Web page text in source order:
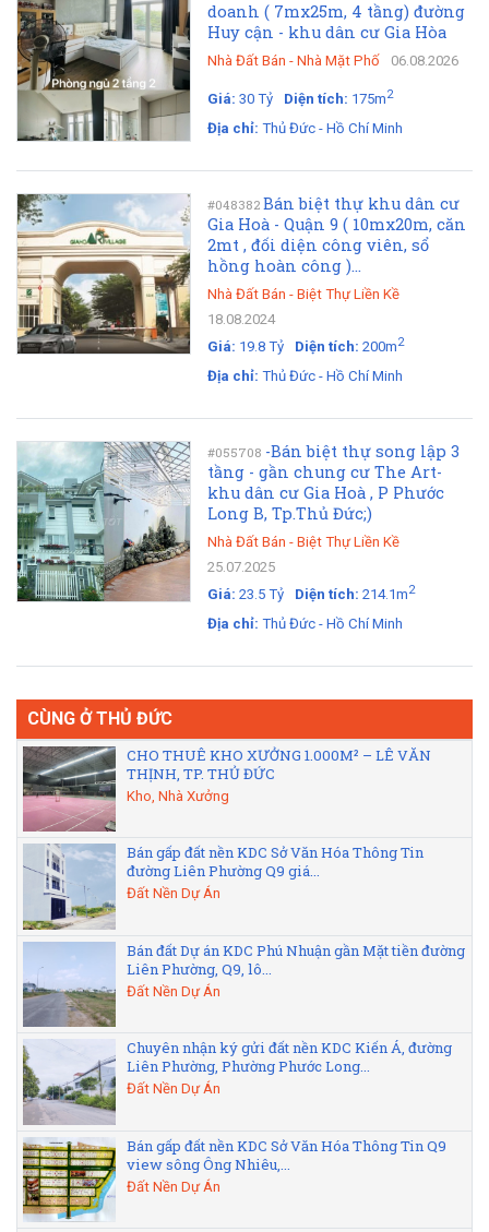
doanh ( 7mx25m, 4 tầng) đường
Huy cận - khu dân cư Gia Hòa
Nhà Đất Bán - Nhà Mặt Phố 06.08.2026
Giá: 30 Tỷ Diện tích: 175m2
Địa chỉ: Thủ Đức - Hồ Chí Minh
#048382 Bán biệt thự khu dân cư
Gia Hoà - Quận 9 ( 10mx20m, căn
2mt , đối diện công viên, sổ
hồng hoàn công )...
Nhà Đất Bán - Biệt Thự Liền Kề
18.08.2024
Giá: 19.8 Tỷ Diện tích: 200m2
Địa chỉ: Thủ Đức - Hồ Chí Minh
#055708 -Bán biệt thự song lập 3
tầng - gần chung cư The Art-
khu dân cư Gia Hoà , P Phước
Long B, Tp.Thủ Đức;)
Nhà Đất Bán - Biệt Thự Liền Kề
25.07.2025
Giá: 23.5 Tỷ Diện tích: 214.1m2
Địa chỉ: Thủ Đức - Hồ Chí Minh
CÙNG Ở THỦ ĐỨC
CHO THUÊ KHO XƯỞNG 1.000M² – LÊ VĂN
THỊNH, TP. THỦ ĐỨC
Kho, Nhà Xưởng
Bán gấp đất nền KDC Sở Văn Hóa Thông Tin
đường Liên Phường Q9 giá...
Đất Nền Dự Án
Bán đất Dự án KDC Phú Nhuận gần Mặt tiền đường
Liên Phường, Q9, lô...
Đất Nền Dự Án
Chuyên nhận ký gửi đất nền KDC Kiến Á, đường
Liên Phường, Phường Phước Long...
Đất Nền Dự Án
Bán gấp đất nền KDC Sở Văn Hóa Thông Tin Q9
view sông Ông Nhiêu,...
Đất Nền Dự Án